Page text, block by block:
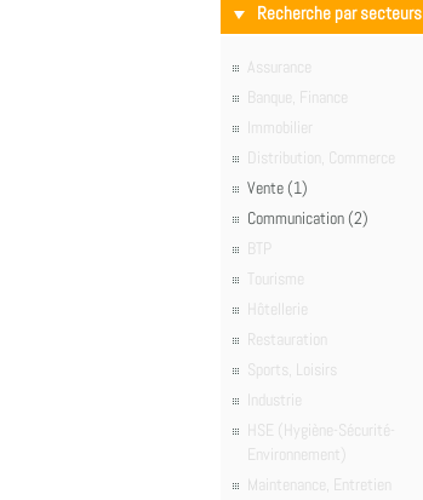
Recherche par secteurs
Assurance
Banque, Finance
Immobilier
Distribution, Commerce
Vente (1)
Communication (2)
BTP
Tourisme
Hôtellerie
Restauration
Sports, Loisirs
Industrie
HSE (Hygiène-Sécurité-
Environnement)
Maintenance, Entretien